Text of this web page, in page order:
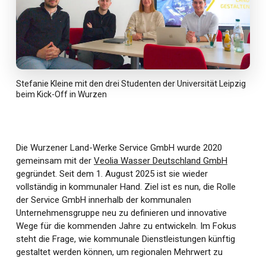
Stefanie Kleine mit den drei Studenten der Universität Leipzig
beim Kick-Off in Wurzen
Die Wurzener Land-Werke Service GmbH wurde 2020
gemeinsam mit der Veolia Wasser Deutschland GmbH
gegründet. Seit dem 1. August 2025 ist sie wieder
vollständig in kommunaler Hand. Ziel ist es nun, die Rolle
der Service GmbH innerhalb der kommunalen
Unternehmensgruppe neu zu definieren und innovative
Wege für die kommenden Jahre zu entwickeln. Im Fokus
steht die Frage, wie kommunale Dienstleistungen künftig
gestaltet werden können, um regionalen Mehrwert zu